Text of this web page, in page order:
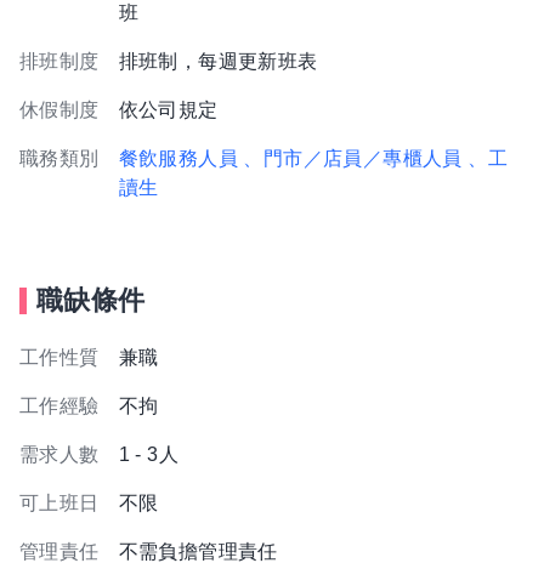
班
排班制度 排班制，每週更新班表
休假制度 依公司規定
職務類別 餐飲服務人員 、門市／店員／專櫃人員
、工
讀生
職缺條件
工作性質 兼職
工作經驗 不拘
需求人數 1 - 3人
可上班日 不限
管理責任 不需負擔管理責任